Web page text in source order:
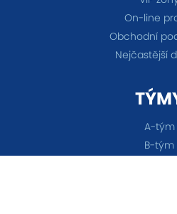
On-line
Obchodní
Nejčastější
A-tým
B-tým